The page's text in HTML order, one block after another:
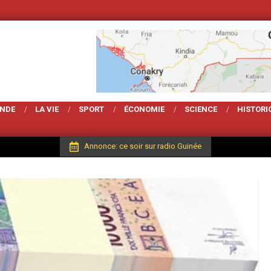
Votre Magarzine
LA VIE SPORT ÉCONOMIE SCIENCE
Annonce: ce soir sur radio Guinée